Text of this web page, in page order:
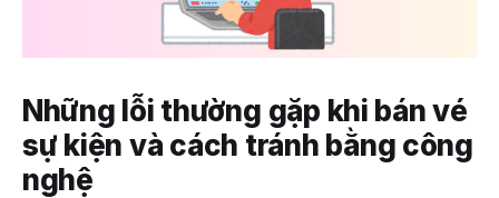
Những lỗi thường gặp khi bán vé
sự kiện và cách tránh bằng công
nghệ